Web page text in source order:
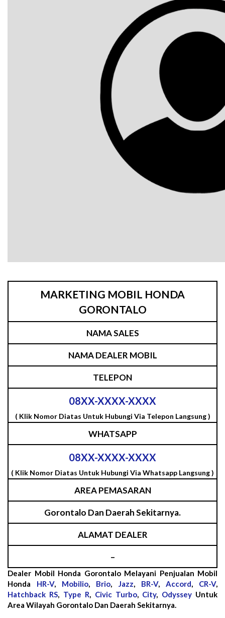
MARKETING MOBIL HONDA
GORONTALO
NAMA SALES
NAMA DEALER MOBIL
TELEPON
08XX-XXXX-XXXX
( Klik Nomor Diatas Untuk Hubungi Via Telepon Langsung )
WHATSAPP
08XX-XXXX-XXXX
( Klik Nomor Diatas Untuk Hubungi Via Whatsapp Langsung )
AREA PEMASARAN
Gorontalo Dan Daerah Sekitarnya.
ALAMAT DEALER
–
Dealer Mobil Honda Gorontalo Melayani Penjualan Mobil
Honda HR-V, Mobilio, Brio, Jazz, BR-V, Accord, CR-V,
Hatchback RS, Type R, Civic Turbo, City, OdysseyUntuk
Area Wilayah Gorontalo Dan Daerah Sekitarnya.